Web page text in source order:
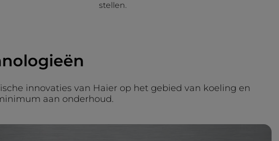
stellen.
innovaties van Haier op het gebied van koeling en
aan onderhoud.